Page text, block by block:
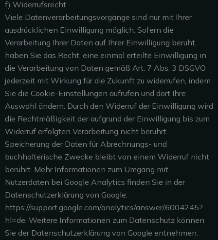
f) Widerrufsrecht
Viele Datenverarbeitungsvorgänge sind nur mit Ihrer
ausdrücklichen Einwilligung möglich. Sofern die
Verarbeitung Ihrer Daten auf Ihrer Einwilligung beruht,
haben Sie das Recht, eine einmal erteilte Einwilligung in
die Verarbeitung von Daten gemäß Art. 7 Abs. 3 DSGVO
jederzeit mit Wirkung für die Zukunft zu widerrufen, indem
Sie die Cookie-Einstellungen aufrufen und dort Ihre
Auswahl ändern. Durch den Widerruf der Einwilligung wird
die Rechtmäßigkeit der aufgrund der Einwilligung bis zum
Widerruf erfolgten Verarbeitung nicht berührt.
Speicherung der Daten für Abrechnungs- und
buchhalterische Zwecke bleibt von einem Widerruf nicht
berührt. Mehr Informationen zum Umgang mit
Nutzerdaten bei Google Analytics finden Sie in der
Datenschutzerklärung von Google:
https://support.google.com/analytics/answer/6004245?
hl=de. Weitere Informationen zum Datenschutz können
Sie der Datenschutzerklärung von Google entnehmen: